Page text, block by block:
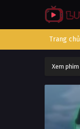
Trang chủ
Xem phim